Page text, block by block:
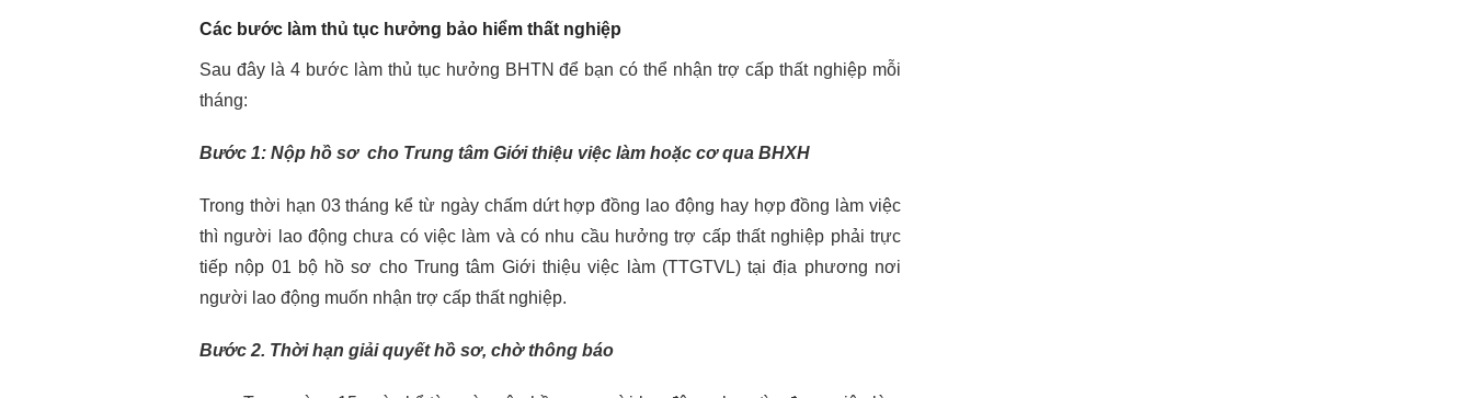
Các bước làm thủ tục hưởng bảo hiểm thất nghiệp
Sau đây là 4 bước làm thủ tục hưởng BHTN để bạn có thể nhận trợ cấp thất nghiệp mỗi
tháng:
Bước 1: Nộp hồ sơ cho Trung tâm Giới thiệu việc làm hoặc cơ qua BHXH
Trong thời hạn 03 tháng kể từ ngày chấm dứt hợp đồng lao động hay hợp đồng làm việc
thì người lao động chưa có việc làm và có nhu cầu hưởng trợ cấp thất nghiệp phải trực
tiếp nộp 01 bộ hồ sơ cho Trung tâm Giới thiệu việc làm (TTGTVL) tại địa phương nơi
người lao động muốn nhận trợ cấp thất nghiệp.
Bước 2. Thời hạn giải quyết hồ sơ, chờ thông báo